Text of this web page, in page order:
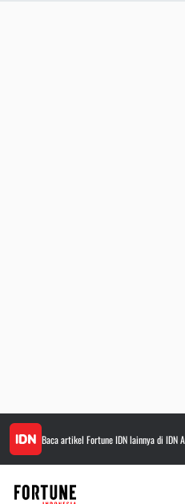
Baca artikel Fortune IDNlainnya di IDN